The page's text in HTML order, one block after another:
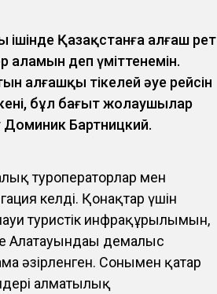
ішінде Қазақстанға алғаш рет
аламын деп үміттенемін.
алғашқы тікелей әуе рейсін
бұл бағыт жолаушылар
Доминик Бартницкий.
туроператорлар мен
келді. Қонақтар үшін
туристік инфрақұрылымын,
Алатауындағы демалыс
әзірленген. Сонымен қатар
алматылық